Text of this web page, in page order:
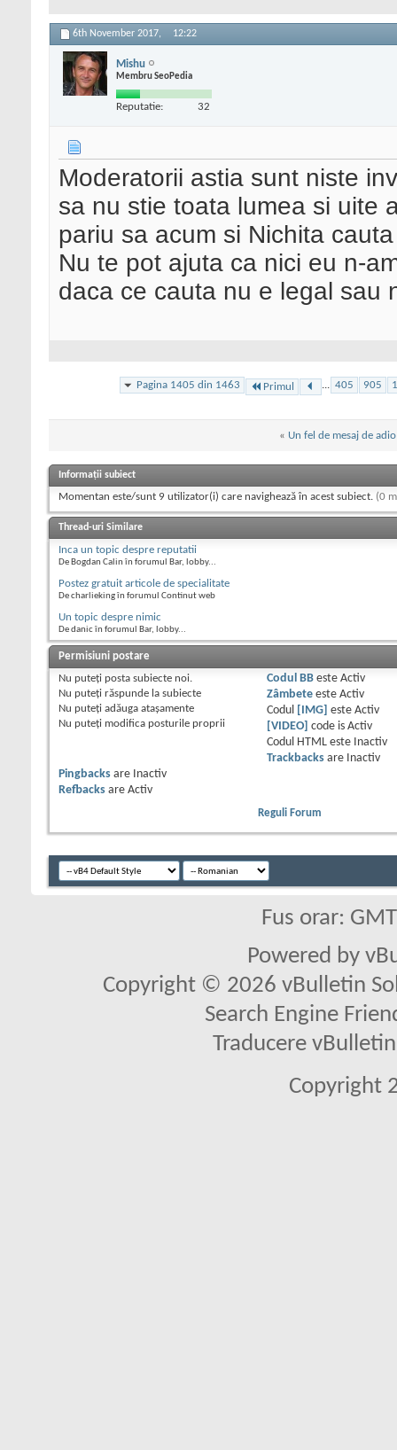
6th November 2017, 12:22
Mishu
Membru SeoPedia
Reputatie: 32
Moderatorii astia sunt niste
sa nu stie toata lumea si uite
pariu sa acum si Nichita
Nu te pot ajuta ca nici eu n-
daca ce cauta nu e legal sau
Pagina 1405 din 1463 Primul ... 405 905
« Un fel de mesaj de adio
Informații subiect
Momentan este/sunt 9 utilizator(i) care navighează în acest subiect. (0
Thread-uri Similare
Inca un topic despre reputatii
De Bogdan Calin în forumul Bar, lobby...
Postez gratuit articole de specialitate
De charlieking în forumul Continut web
Un topic despre nimic
De danic în forumul Bar, lobby...
Permisiuni postare
Nu puteţi posta subiecte noi.
Nu puteţi răspunde la subiecte
Nu puteţi adăuga ataşamente
Nu puteţi modifica posturile proprii
Codul BBeste Activ
Zâmbeteeste Activ
Codul
[IMG] este Activ
[VIDEO] code is Activ
Codul HTML este
Inactiv
Trackbacksare
Inactiv
Pingbacks are
Inactiv
Refbacks are Activ
Reguli Forum
Fus orar:
Powered by
Copyright © 2026 vBulletin
Search Engine
Traducere
Copyright